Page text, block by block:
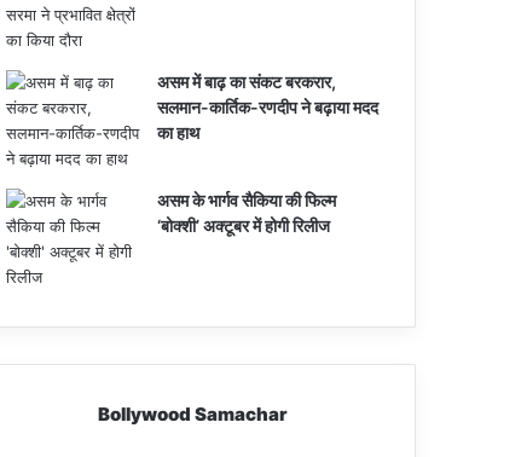
असम में बाढ़ का संकट बरकरार,
सलमान-कार्तिक-रणदीप ने बढ़ाया मदद
का हाथ
असम के भार्गव सैकिया की फिल्म
‘बोक्शी’ अक्टूबर में होगी रिलीज
Bollywood Samachar